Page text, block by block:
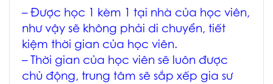
– Được học 1 kèm 1 tại nhà của học viên,
như vậy sẽ không phải di chuyển, tiết
kiệm thời gian của học viên.
– Thời gian của học viên sẽ luôn được
chủ động, trung tâm sẽ sắp xếp gia sư